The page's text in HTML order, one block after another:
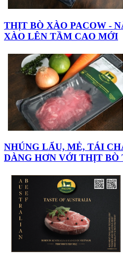
THỊT BÒ XÀO PACOW -
XÀO LÊN TẦM CAO MỚI
NHÚNG LẨU, MẺ, TÁI
DÀNG HƠN VỚI THỊT BÒ